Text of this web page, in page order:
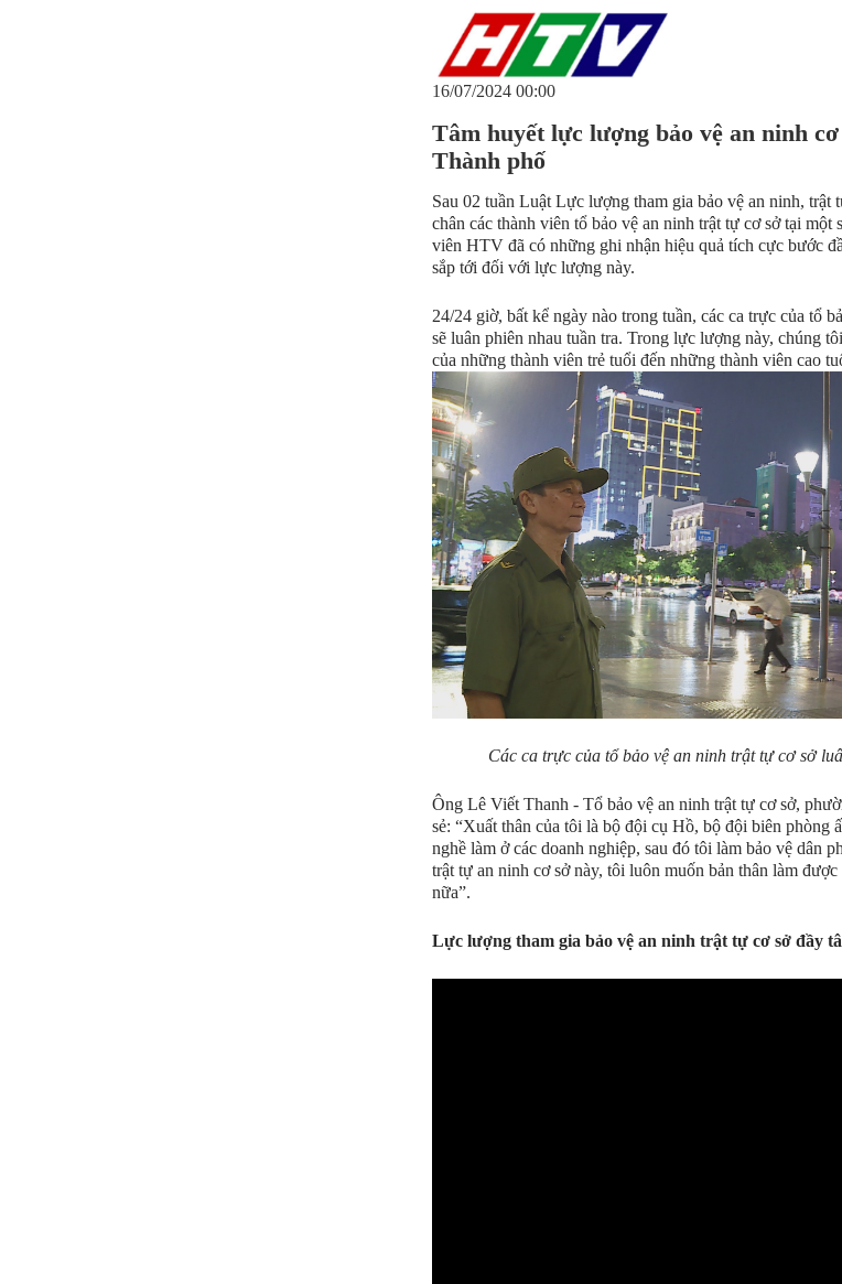
16/07/2024 00:00
Tâm huyết lực lượng bảo vệ an ninh
Thành phố
Sau 02 tuần Luật Lực lượng tham gia bảo vệ an ninh, trật
chân các thành viên tổ bảo vệ an ninh trật tự cơ sở tại một
viên HTV đã có những ghi nhận hiệu quả tích cực bước
sắp tới đối với lực lượng này.
24/24 giờ, bất kể ngày nào trong tuần, các ca trực của tổ
sẽ luân phiên nhau tuần tra. Trong lực lượng này, chúng
của những thành viên trẻ tuổi đến những thành viên cao
Các ca trực của tổ bảo vệ an ninh trật tự cơ sở
Ông Lê Viết Thanh - Tổ bảo vệ an ninh trật tự cơ sở,
sẻ: “Xuất thân của tôi là bộ đội cụ Hồ, bộ đội biên phòng
nghề làm ở các doanh nghiệp, sau đó tôi làm bảo vệ dân
trật tự an ninh cơ sở này, tôi luôn muốn bản thân làm
nữa”.
Lực lượng tham gia bảo vệ an ninh trật tự cơ sở đầy